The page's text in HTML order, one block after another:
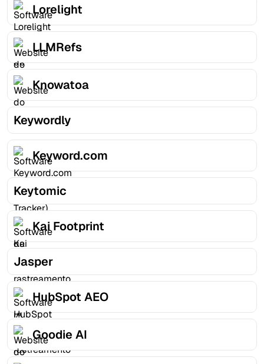
Lorelight
LLMRefs
Knowatoa
Keywordly
Keyword.com
Keytomic
Kai Footprint
Jasper
HubSpot AEO
Goodie AI